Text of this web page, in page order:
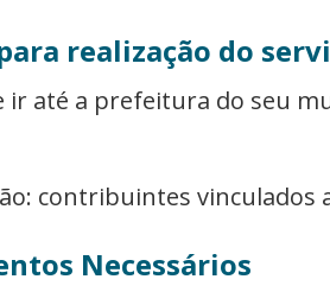
realização do
ir até a prefeitura do seu
contribuintes vinculados
Necessários